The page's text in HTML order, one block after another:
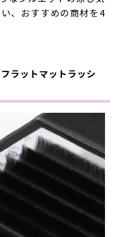
、おすすめの商材を4
ラットマットラッシ